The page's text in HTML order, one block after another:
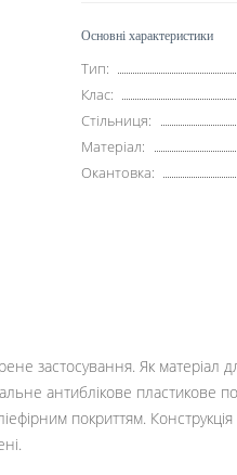
Основні характеристики
Тип:
Клас:
Стільниця:
Матеріал:
Окантовка:
застосування. Як матеріал
пластикове
покриттям.